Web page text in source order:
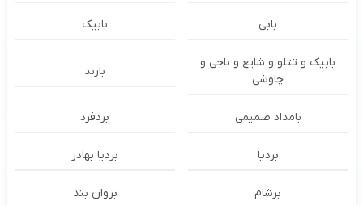
بابی بابیک
بابیک و تتلو و شایع و ناجی و
چاوشی
باربد
بامداد صمیمی بردفرد
بردیا بردیا بهادر
برشام بروان بند